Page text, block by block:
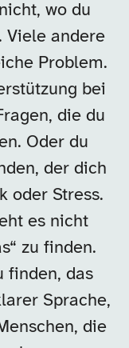
wo du
Viele andere
Problem.
bei
die du
Oder du
der dich
oder Stress.
es nicht
zu finden.
finden, das
Sprache,
die